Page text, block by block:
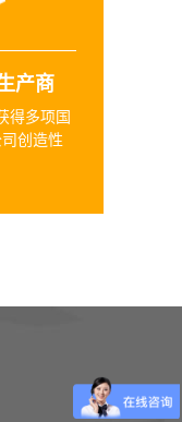
产商
得多项国
创造性